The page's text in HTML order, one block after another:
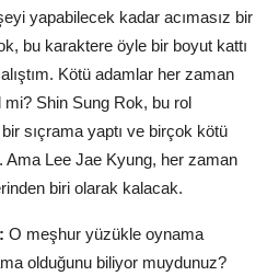
yapabilecek kadar acımasız bir
bu karaktere öyle bir boyut kattı
Kötü adamlar her zaman
Shin Sung Rok, bu rol
sıçrama yaptı ve birçok kötü
Ama Lee Jae Kyung, her zaman
biri olarak kalacak.
O meşhur yüzükle oynama
olduğunu biliyor muydunuz?